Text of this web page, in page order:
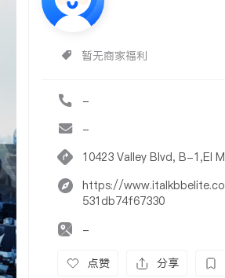
暂无商家福利
-
-
10423 Valley Blvd, B-1,El
https://
531db74f67330
-
点赞 分享